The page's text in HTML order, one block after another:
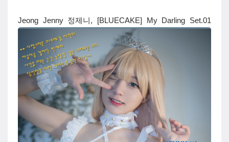
Jeong Jenny 정제니, [BLUECAKE] My Darling Set.01